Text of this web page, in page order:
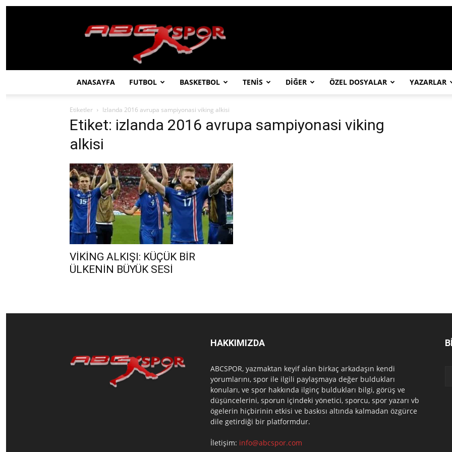
ABC
SPOR
ANASAYFA FUTBOL BASKETBOL TENİS DİĞER ÖZEL DOSYALAR YAZARLAR
Etiketler Izlanda 2016 avrupa sampiyonasi viking alkisi
Etiket: izlanda 2016 avrupa sampiyonasi viking
alkisi
VİKİNG ALKIŞI: KÜÇÜK BİR
ÜLKENİN BÜYÜK SESİ
HAKKIMIZDA
ABCSPOR, yazmaktan keyif alan birkaç arkadaşın kendi
yorumlarını, spor ile ilgili paylaşmaya değer buldukları
konuları, ve spor hakkında ilginç buldukları bilgi, görüş ve
düşüncelerini, sporun içindeki yönetici, sporcu, spor yazarı vb
ögelerin hiçbirinin etkisi ve baskısı altında kalmadan özgürce
dile getirdiği bir platformdur.
İletişim: info@abcspor.com